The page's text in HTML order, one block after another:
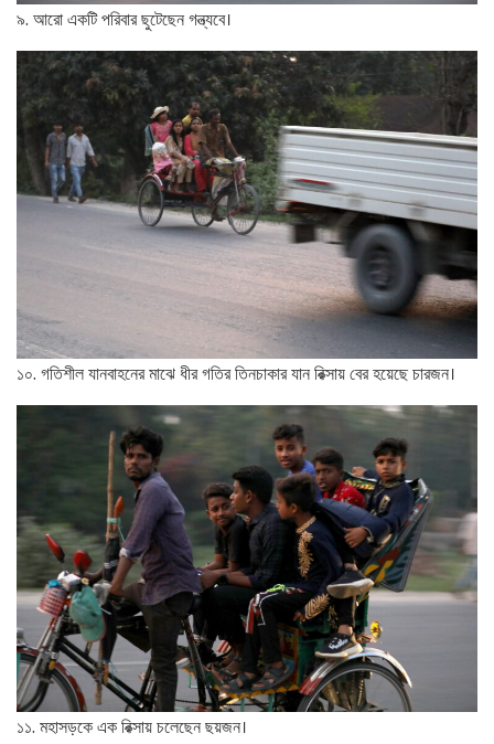
৯. আরো একটি পরিবার ছুটেছেন গন্ত্যবে।
১০. গতিশীল যানবাহনের মাঝে ধীর গতির তিনচাকার যান রিক্সায় বের হয়েছে চারজন।
১১. মহাসড়কে এক রিক্সায় চলেছেন ছয়জন।